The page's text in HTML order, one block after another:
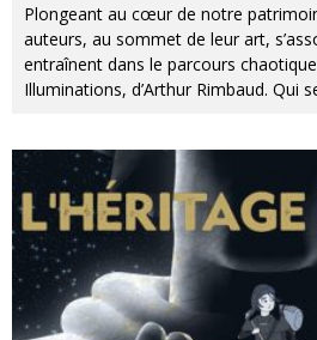
Plongeant au cœur de notre
auteurs, au sommet de leur art,
entraînent dans le parcours
Illuminations, d’Arthur Rimbaud. Qui